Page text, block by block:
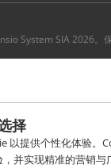
System SIA 2026。
择
以提供个性化体验。
并实现精准的营销